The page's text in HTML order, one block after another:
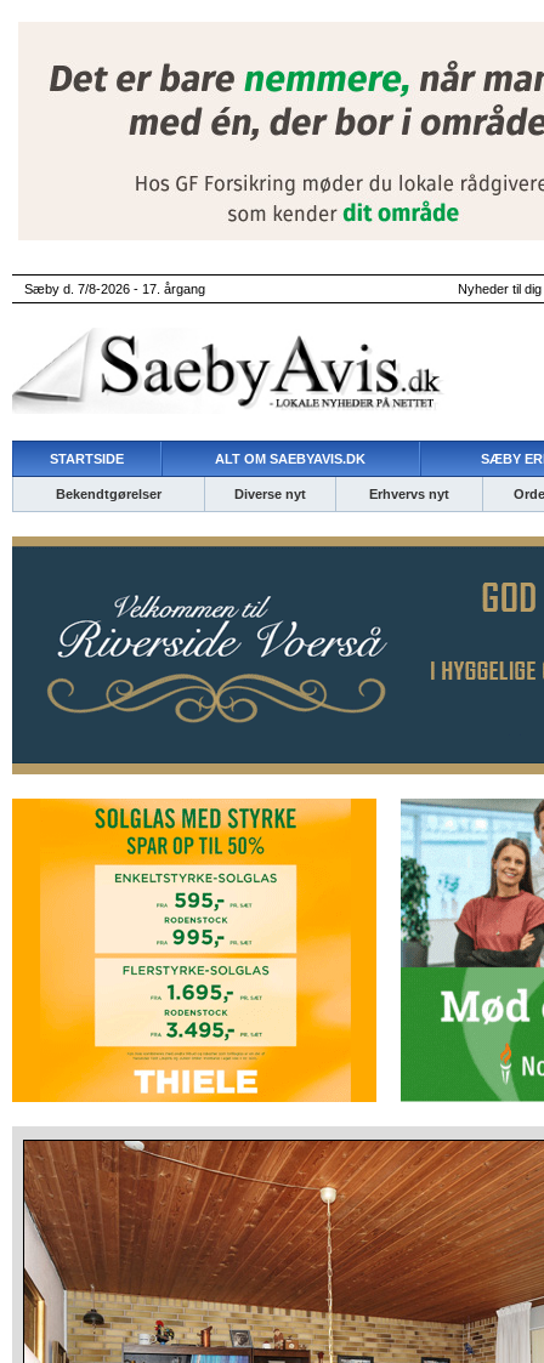
Sæby d. 7/8-2026 - 17. årgang Nyheder til
STARTSIDE ALT OM SAEBYAVIS.DK SÆBY
Bekendtgørelser Diverse nyt Erhvervs nyt